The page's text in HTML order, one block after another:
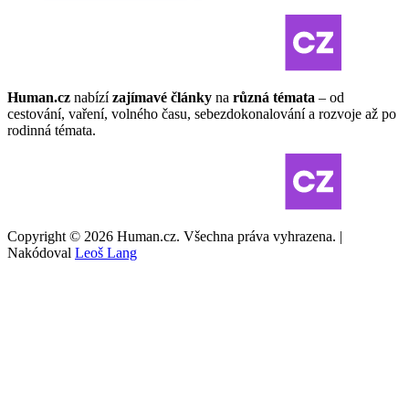
Human.cz nabízízajímavé články na různá témata – od
cestování, vaření, volného času, sebezdokonalování a rozvoje až po
rodinná témata.
Copyright © 2026 Human.cz. Všechna práva vyhrazena. |
Nakódoval Leoš Lang